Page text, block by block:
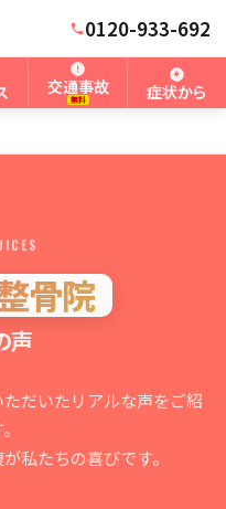
0120-933-692
交通事故
無料 症状から
骨院
声
だいたリアルな声をご紹
私たちの喜びです。